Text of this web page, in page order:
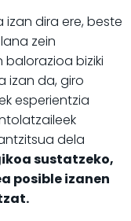
dira ere, beste
zein
balorazioa biziki
izan da, giro
esperientzia
dela
sustatzeko,
posible izanen